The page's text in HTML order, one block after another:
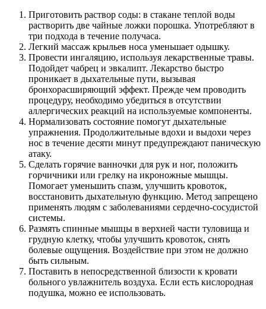
Приготовить раствор соды: в стакане теплой воды
растворить две чайные ложки порошка. Употребляют в
три подхода в течение получаса.
Легкий массаж крыльев носа уменьшает одышку.
Провести ингаляцию, используя лекарственные травы.
Подойдет чабрец и эвкалипт. Лекарство быстро
проникает в дыхательные пути, вызывая
бронхорасширяющий эффект. Прежде чем проводить
процедуру, необходимо убедиться в отсутствии
аллергических реакций на используемые компоненты.
Нормализовать состояние помогут дыхательные
упражнения. Продолжительные вдохи и выдохи через
нос в течение десяти минут предупреждают паническую
атаку.
Сделать горячие ванночки для рук и ног, положить
горчичники или грелку на икроножные мышцы.
Помогает уменьшить спазм, улучшить кровоток,
восстановить дыхательную функцию. Метод запрещено
применять людям с заболеваниями сердечно-сосудистой
системы.
Размять спинные мышцы в верхней части туловища и
грудную клетку, чтобы улучшить кровоток, снять
болевые ощущения. Воздействие при этом не должно
быть сильным.
Поставить в непосредственной близости к кровати
больного увлажнитель воздуха. Если есть кислородная
подушка, можно ее использовать.